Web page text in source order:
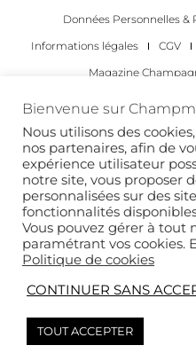
Données Personnelles
Informations légales
CGV
Magazine
Les occasions pour déguster du
Pour les
Copyright 2022 © tous
Bienvenue sur
Nous utilisons des
nos partenaires, afin de
expérience utilisateur
notre site, vous proposer
personnalisées sur des
fonctionnalités
Vous pouvez gérer à tout
paramétrant vos cookies.
Politique de cookies
CONTINUER SANS
TOUT ACCEPTER